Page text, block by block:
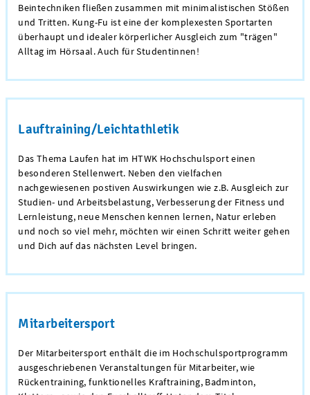
Beintechniken fließen zusammen mit minimalistischen Stößen
und Tritten. Kung-Fu ist eine der komplexesten Sportarten
überhaupt und idealer körperlicher Ausgleich zum "trägen"
Alltag im Hörsaal. Auch für Studentinnen!
Lauftraining/Leichtathletik
Das Thema Laufen hat im HTWK Hochschulsport einen
besonderen Stellenwert. Neben den vielfachen
nachgewiesenen postiven Auswirkungen wie z.B. Ausgleich zur
Studien- und Arbeitsbelastung, Verbesserung der Fitness und
Lernleistung, neue Menschen kennen lernen, Natur erleben
und noch so viel mehr, möchten wir einen Schritt weiter gehen
und Dich auf das nächsten Level bringen.
Mitarbeitersport
Der Mitarbeitersport enthält die im Hochschulsportprogramm
ausgeschriebenen Veranstaltungen für Mitarbeiter, wie
Rückentraining, funktionelles Kraftraining, Badminton,